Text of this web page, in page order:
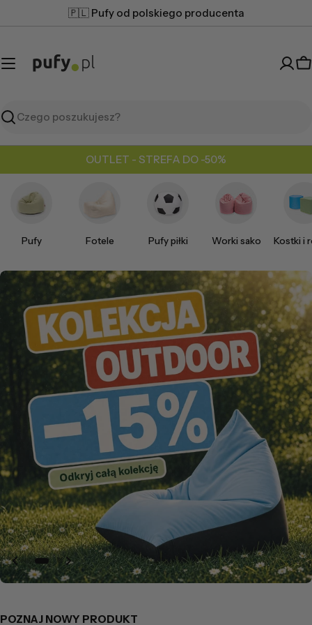
do
🇵🇱 Pufy od polskiego producenta
Szukaj
OUTLET - STREFA DO -50%
Pufy Fotele Pufy piłki Worki sako Kostki i
POZNAJ NOWY PRODUKT